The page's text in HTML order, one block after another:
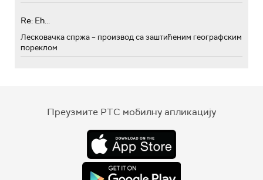
Re: Eh...
Лесковачка спржа – производ са заштићеним географским
пореклом
Преузмите РТС мобилну апликацију